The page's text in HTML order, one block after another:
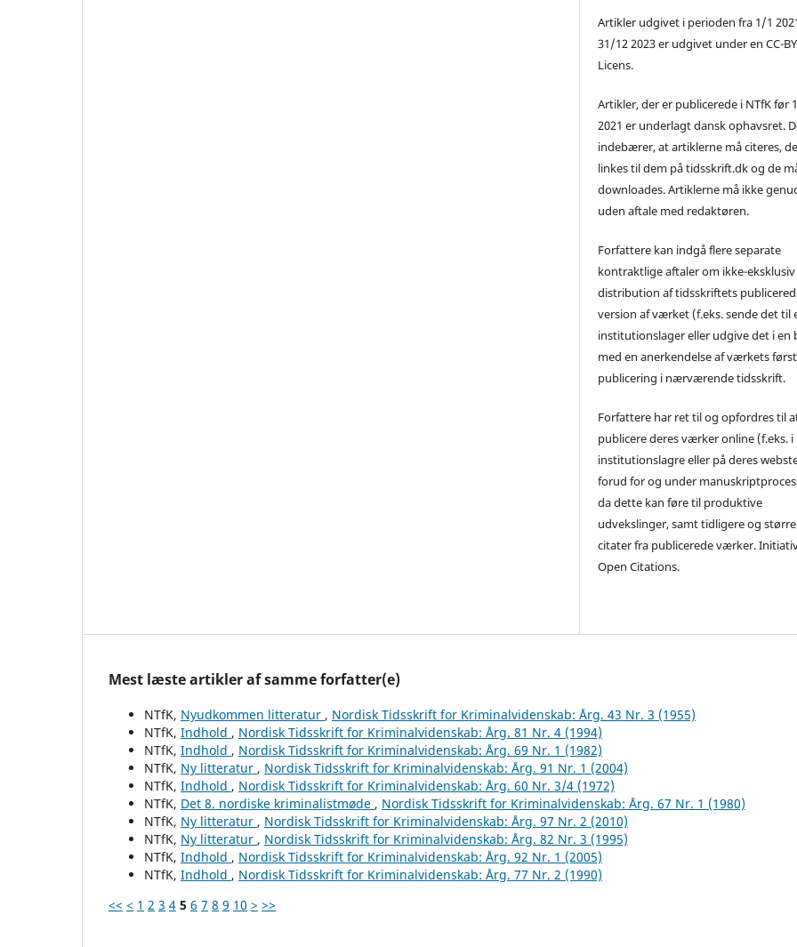
Artikler udgivet i perioden fra 1/1
31/12 2023 er udgivet under en CC-
Licens.
Artikler, der er publicerede i NTfK før
2021 er underlagt dansk ophavsret.
indebærer, at artiklerne må citeres,
linkes til dem på tidsskrift.dk og de
downloades. Artiklerne må ikke
uden aftale med redaktøren.
Forfattere kan indgå flere separate
kontraktlige aftaler om ikke-eksklusiv
distribution af tidsskriftets
version af værket (f.eks. sende det til
institutionslager eller udgive det i en
med en anerkendelse af værkets
publicering i nærværende tidsskrift.
Forfattere har ret til og opfordres til
publicere deres værker online (f.eks. i
institutionslagre eller på deres
forud for og under
da dette kan føre til produktive
udvekslinger, samt tidligere og større
citater fra publicerede værker.
Open Citations.
Mest læste artikler af samme forfatter(e)
NTfK, Nyudkommen litteratur , Nordisk Tidsskrift for Kriminalvidenskab: Årg. 43 Nr. 3 (1955)
NTfK, Indhold , Nordisk Tidsskrift for Kriminalvidenskab: Årg. 81 Nr. 4 (1994)
NTfK, Indhold , Nordisk Tidsskrift for Kriminalvidenskab: Årg. 69 Nr. 1 (1982)
NTfK, Ny litteratur , Nordisk Tidsskrift for Kriminalvidenskab: Årg. 91 Nr. 1 (2004)
NTfK, Indhold , Nordisk Tidsskrift for Kriminalvidenskab: Årg. 60 Nr. 3/4 (1972)
NTfK, Det 8. nordiske kriminalistmøde , Nordisk Tidsskrift for Kriminalvidenskab: Årg. 67 Nr. 1 (1980)
NTfK, Ny litteratur , Nordisk Tidsskrift for Kriminalvidenskab: Årg. 97 Nr. 2 (2010)
NTfK, Ny litteratur , Nordisk Tidsskrift for Kriminalvidenskab: Årg. 82 Nr. 3 (1995)
NTfK, Indhold , Nordisk Tidsskrift for Kriminalvidenskab: Årg. 92 Nr. 1 (2005)
NTfK, Indhold , Nordisk Tidsskrift for Kriminalvidenskab: Årg. 77 Nr. 2 (1990)
<< < 1 2 3 4 5 6 7 8 9 10 > >>